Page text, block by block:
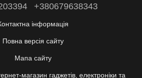
+380679638343
інформація
Повна версія сайту
Мапа сайту
магазин гаджетів, електроніки та